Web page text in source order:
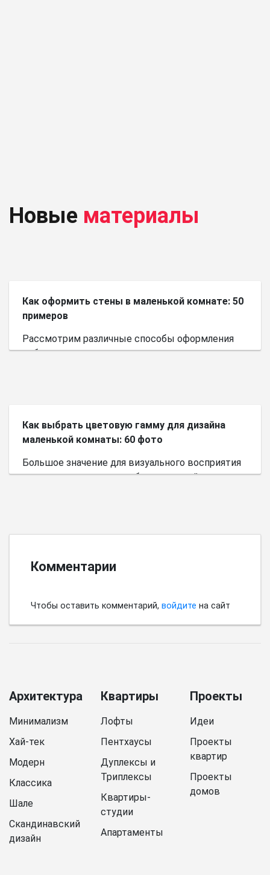
Новые материалы
Как оформить стены в маленькой комнате: 50
примеров
Рассмотрим различные способы оформления
небольшого пространства.
Как выбрать цветовую гамму для дизайна
маленькой комнаты: 60 фото
Большое значение для визуального восприятия
пространства имеет выбор цветовой палитры.
Комментарии
Чтобы оставить комментарий, войдите на сайт
Архитектура
Минимализм
Хай-тек
Модерн
Классика
Шале
Скандинавский
дизайн
Квартиры
Лофты
Пентхаусы
Дуплексы и
Триплексы
Квартиры-
студии
Апартаменты
Проекты
Идеи
Проекты
квартир
Проекты
домов